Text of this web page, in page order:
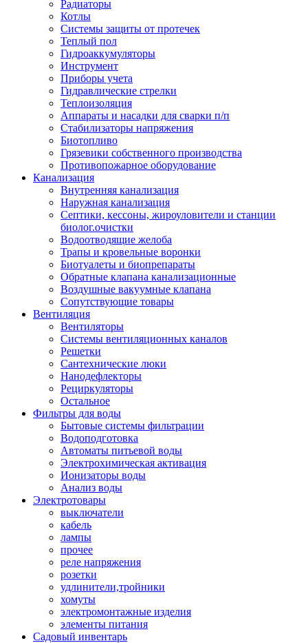
Радиаторы
Котлы
Системы защиты от протечек
Теплый пол
Гидроаккумуляторы
Инструмент
Приборы учета
Гидравлические стрелки
Теплоизоляция
Аппараты и насадки для сварки п/п
Стабилизаторы напряжения
Биотопливо
Грязевики собственного производства
Противопожарное оборудование
Канализация
Внутренняя канализация
Наружная канализация
Септики, кессоны, жироуловители и станции
биолог.очистки
Водоотводящие желоба
Трапы и кровельные воронки
Биотуалеты и биопрепараты
Обратные клапана канализационные
Воздушные вакуумные клапана
Сопутствующие товары
Вентиляция
Вентиляторы
Системы вентиляционных каналов
Решетки
Сантехнические люки
Нанодефлекторы
Рециркуляторы
Остальное
Фильтры для воды
Бытовые системы фильтрации
Водоподготовка
Автоматы питьевой воды
Электрохимическая активация
Ионизаторы воды
Анализ воды
Электротовары
выключатели
кабель
лампы
прочее
реле напряжения
розетки
удлинители,тройники
хомуты
электромонтажные изделия
элементы питания
Садовый инвентарь